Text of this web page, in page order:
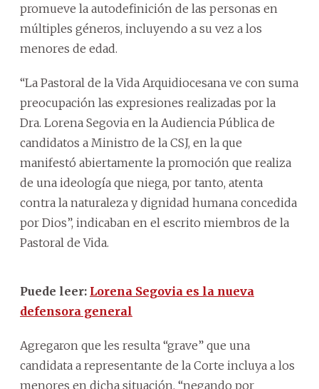
promueve la autodefinición de las personas en
múltiples géneros, incluyendo a su vez a los
menores de edad.
“La Pastoral de la Vida Arquidiocesana ve con suma
preocupación las expresiones realizadas por la
Dra. Lorena Segovia en la Audiencia Pública de
candidatos a Ministro de la CSJ, en la que
manifestó abiertamente la promoción que realiza
de una ideología que niega, por tanto, atenta
contra la naturaleza y dignidad humana concedida
por Dios”, indicaban en el escrito miembros de la
Pastoral de Vida.
Puede leer: Lorena Segovia es la nueva
defensora general
Agregaron que les resulta “grave” que una
candidata a representante de la Corte incluya a los
menores en dicha situación, “negando por